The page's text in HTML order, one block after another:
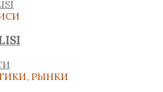
РЫНКИ